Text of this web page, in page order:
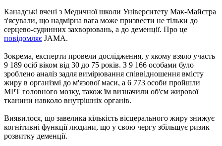
Канадські вчені з Медичної школи Університету Мак-Майстра
з'ясували, що надмірна вага може призвести не тільки до
серцево-судинних захворювань, а до деменції. Про це
повідомляє JAMA.
Зокрема, експерти провели дослідження, у якому взяло участь
9 189 осіб віком від 30 до 75 років. З 9 166 особами було
зроблено аналіз задля вимірювання співвідношення вмісту
жиру в організмі до м'язової маси, а 6 773 особи пройшли
МРТ головного мозку, також їм визначили об'єм жирової
тканини навколо внутрішніх органів.
Виявилося, що завелика кількість вісцерального жиру знижує
когнітивні функції людини, що у свою чергу збільшує ризик
розвитку деменції.